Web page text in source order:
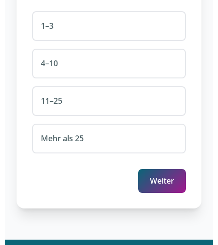
1–3
4–10
11–25
Mehr als 25
Weiter